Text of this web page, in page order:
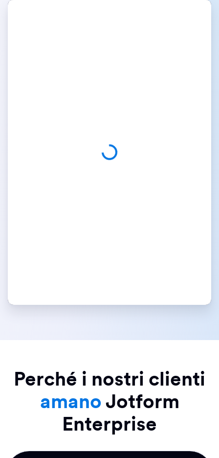
Perché i nostri clienti
amanoJotform
Enterprise